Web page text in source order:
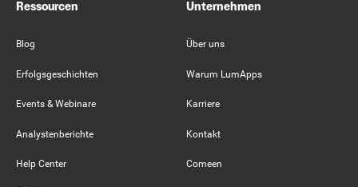
Ressourcen
Blog
Erfolgsgeschichten
Events & Webinare
Analystenberichte
Help Center
Unternehmen
Über uns
Warum LumApps
Karriere
Kontakt
Comeen